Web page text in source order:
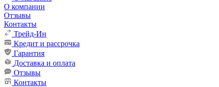
О компании
Отзывы
Контакты
Трейд-Ин
Кредит и рассрочка
Гарантия
Доставка и оплата
Отзывы
Контакты